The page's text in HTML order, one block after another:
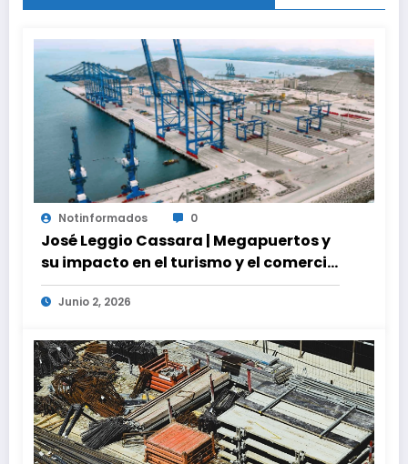
Notinformados 0
José Leggio Cassara | Megapuertos y
su impacto en el turismo y el comercio
global
Junio 2, 2026